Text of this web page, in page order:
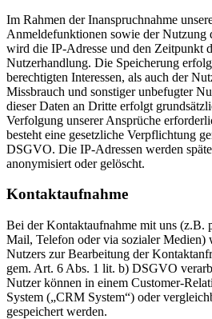
Im Rahmen der Inanspruchnahme
Anmeldefunktionen sowie der Nutzung
wird die IP-Adresse und den Zeitpunkt
Nutzerhandlung. Die Speicherung
berechtigten Interessen, als auch der
Missbrauch und sonstiger unbefugter
dieser Daten an Dritte erfolgt
Verfolgung unserer Ansprüche
besteht eine gesetzliche Verpflichtung
DSGVO. Die IP-Adressen werden
anonymisiert oder gelöscht.
Kontaktaufnahme
Bei der Kontaktaufnahme mit uns (z.B.
Mail, Telefon oder via sozialer Medien)
Nutzers zur Bearbeitung der
gem. Art. 6 Abs. 1 lit. b) DSGVO
Nutzer können in einem Customer-
System („CRM System“) oder
gespeichert werden.